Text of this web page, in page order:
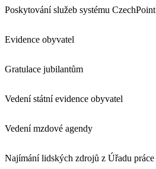
Poskytování služeb systému CzechPoint
Evidence obyvatel
Gratulace jubilantům
Vedení státní evidence obyvatel
Vedení mzdové agendy
Najímání lidských zdrojů z Úřadu práce